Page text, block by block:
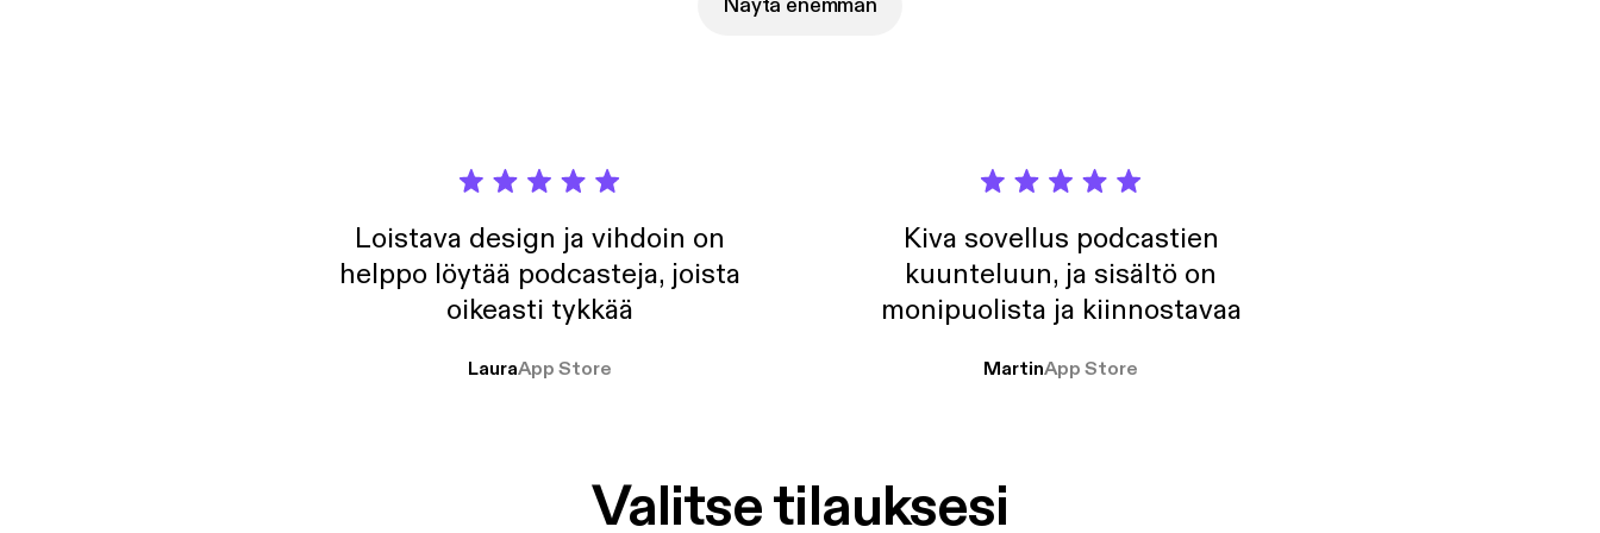
ryöstöille. Miten he huolehtivat omasta työturvallisuudestaan? Tiina ja Marianne ovat
Loistava design ja vihdoin on
helppo löytää podcasteja, joista
oikeasti tykkää
LauraApp Store
Kiva sovellus podcastien
kuunteluun, ja sisältö on
monipuolista ja kiinnostavaa
MartinApp Store
Valitse tilauksesi